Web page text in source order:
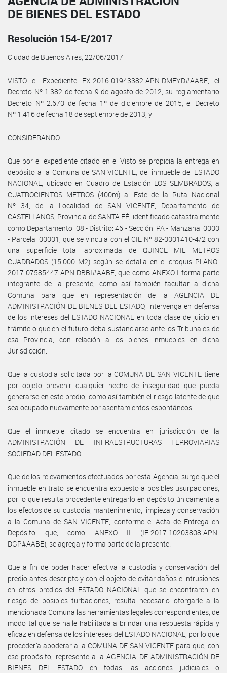
DE BIENES DEL ESTADO
Resolución 154-E/2017
Ciudad de Buenos Aires, 22/06/2017
VISTO el Expediente EX-2016-01943382-APN-DMEYD#AABE, el
Decreto Nº 1.382 de fecha 9 de agosto de 2012, su reglamentario
Decreto Nº 2.670 de fecha 1º de diciembre de 2015, el Decreto
Nº 1.416 de fecha 18 de septiembre de 2013, y
CONSIDERANDO:
Que por el expediente citado en el Visto se propicia la entrega en
depósito a la Comuna de SAN VICENTE, del inmueble del ESTADO
NACIONAL, ubicado en Cuadro de Estación LOS SEMBRADOS, a
CUATROCIENTOS METROS (400m) al Este de la Ruta Nacional
Nº 34, de la Localidad de SAN VICENTE, Departamento de
CASTELLANOS, Provincia de SANTA FÉ, identificado catastralmente
como Departamento: 08 - Distrito: 46 - Sección: PA - Manzana: 0000
- Parcela: 00001, que se vincula con el CIE Nº 82-0001410-4/2 con
una superficie total aproximada de QUINCE MIL METROS
CUADRADOS (15.000 M2) según se detalla en el croquis PLANO-
2017-07585447-APN-DBBI#AABE, que como ANEXO I forma parte
integrante de la presente, como así también facultar a dicha
Comuna para que en representación de la AGENCIA DE
ADMINISTRACIÓN DE BIENES DEL ESTADO, intervenga en defensa
de los intereses del ESTADO NACIONAL en toda clase de juicio en
trámite o que en el futuro deba sustanciarse ante los Tribunales de
esa Provincia, con relación a los bienes inmuebles en dicha
Jurisdicción.
Que la custodia solicitada por la COMUNA DE SAN VICENTE tiene
por objeto prevenir cualquier hecho de inseguridad que pueda
generarse en este predio, como así también el riesgo latente de que
sea ocupado nuevamente por asentamientos espontáneos.
Que el inmueble citado se encuentra en jurisdicción de la
ADMINISTRACIÓN DE INFRAESTRUCTURAS FERROVIARIAS
SOCIEDAD DEL ESTADO.
Que de los relevamientos efectuados por esta Agencia, surge que el
inmueble en trato se encuentra expuesto a posibles usurpaciones,
por lo que resulta procedente entregarlo en depósito únicamente a
los efectos de su custodia, mantenimiento, limpieza y conservación
a la Comuna de SAN VICENTE, conforme el Acta de Entrega en
Depósito que, como ANEXO II (IF-2017-10203808-APN-
DGP#AABE), se agrega y forma parte de la presente.
Que a fin de poder hacer efectiva la custodia y conservación del
predio antes descripto y con el objeto de evitar daños e intrusiones
en otros predios del ESTADO NACIONAL que se encontraren en
riesgo de posibles turbaciones, resulta necesario otorgarle a la
mencionada Comuna las herramientas legales correspondientes, de
modo tal que se halle habilitada a brindar una respuesta rápida y
eficaz en defensa de los intereses del ESTADO NACIONAL, por lo que
procedería apoderar a la COMUNA DE SAN VICENTE para que, con
ese propósito, represente a la AGENCIA DE ADMINISTRACIÓN DE
BIENES DEL ESTADO en todas las acciones judiciales o